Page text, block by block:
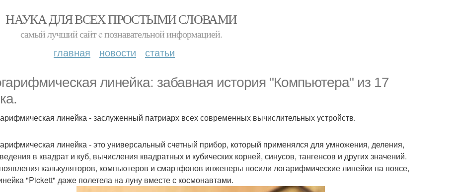
НАУКА ДЛЯ ВСЕХ ПРОСТЫМИ СЛОВАМИ
самый лучший сайт c познавательной информацией.
главная новости статьи
линейка: забавная история "Компьютера" из 17
линейка - заслуженный патриарх всех современных вычислительных устройств.
линейка - это универсальный счетный прибор, который применялся для умножения, деления,
в квадрат и куб, вычисления квадратных и кубических корней, синусов, тангенсов и других значений.
калькуляторов, компьютеров и смартфонов инженеры носили логарифмические линейки на поясе,
"Pickett" даже полетела на луну вместе с космонавтами.